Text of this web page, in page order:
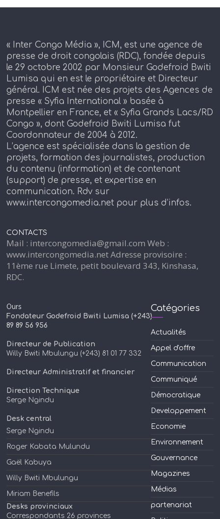
« Inter Congo Média », ICM, est une agence de
presse de droit congolais (RDC), fondée depuis
le 29 octobre 2002 par Monsieur Godefroid Bwiti
Lumisa qui en est le propriétaire et Directeur
général. ICM est née des projets des Agences de
presse « Syfia International » basée à
Montpellier en France, et « Syfia Grands Lacs/RD
Congo », dont Godefroid Bwiti Lumisa fut
Coordonnateur de 2004 à 2012.
L’agence est spécialisée dans la gestion de
projets, formation des journalistes, production
du contenu (information) et de contenant
(support) de presse, et expertise en
communication. Rdv sur
www.intercongomedia.net pour plus d’infos.
CONTACTS
Mail : intercongomedia@gmail.com Web :
www.intercongomedia.net Adresse provisoire :
11ème rue Limete, petit boulevard 343, Kinshasa,
RDC.
Ours
Fondateur Godefroid Bwiti Lumisa (+243)
89 89 56 956
Directeur de Publication
Willy Bwiti Mbulungu (+243) 81 01 77 332
Directeur Administratif et financier
Direction Technique
Serge Ngindu
Desk central
Serge Ngindu
Roger Kabata Mulundu
Gaël Kabuya
Willy Bwiti Mbulungu
Miriam Benefils
Desks provinciaux
Correspondants 26 provinces
Catégories
Actualités
Appel d'offre
Communication
Communiqué
Démocratique
Developpement
Economie
Environnement
Gouvernance
Magazines
Médias
partenariat